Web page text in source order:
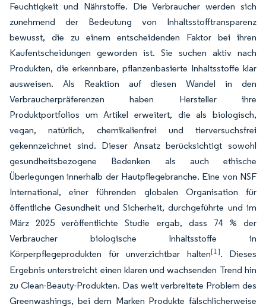
Feuchtigkeit und Nährstoffe. Die Verbraucher werden sich
zunehmend der Bedeutung von Inhaltsstofftransparenz
bewusst, die zu einem entscheidenden Faktor bei ihren
Kaufentscheidungen geworden ist. Sie suchen aktiv nach
Produkten, die erkennbare, pflanzenbasierte Inhaltsstoffe klar
ausweisen. Als Reaktion auf diesen Wandel in den
Verbraucherpräferenzen haben Hersteller ihre
Produktportfolios um Artikel erweitert, die als biologisch,
vegan, natürlich, chemikalienfrei und tierversuchsfrei
gekennzeichnet sind. Dieser Ansatz berücksichtigt sowohl
gesundheitsbezogene Bedenken als auch ethische
Überlegungen innerhalb der Hautpflegebranche. Eine von NSF
International, einer führenden globalen Organisation für
öffentliche Gesundheit und Sicherheit, durchgeführte und im
März 2025 veröffentlichte Studie ergab, dass 74 % der
Verbraucher biologische Inhaltsstoffe in
Körperpflegeprodukten für unverzichtbar halten[1]. Dieses
Ergebnis unterstreicht einen klaren und wachsenden Trend hin
zu Clean-Beauty-Produkten. Das weit verbreitete Problem des
Greenwashings, bei dem Marken Produkte fälschlicherweise